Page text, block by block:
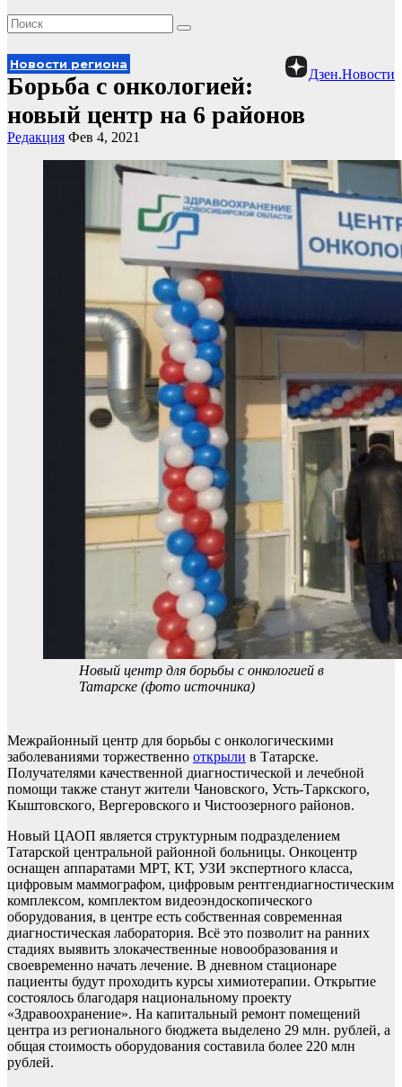
Дзен.Новости
Новости региона
Борьба с онкологией:
новый центр на 6 районов
Редакция Фев 4, 2021
Новый центр для борьбы с онкологией в
Татарске (фото источника)
Межрайонный центр для борьбы с онкологическими
заболеваниями торжественно открыли в Татарске.
Получателями качественной диагностической и лечебной
помощи также станут жители Чановского, Усть-Таркского,
Кыштовского, Вергеровского и Чистоозерного районов.
Новый ЦАОП является структурным подразделением
Татарской центральной районной больницы. Онкоцентр
оснащен аппаратами МРТ, КТ, УЗИ экспертного класса,
цифровым маммографом, цифровым рентгендиагностическим
комплексом, комплектом видеоэндоскопического
оборудования, в центре есть собственная современная
диагностическая лаборатория. Всё это позволит на ранних
стадиях выявить злокачественные новообразования и
своевременно начать лечение. В дневном стационаре
пациенты будут проходить курсы химиотерапии. Открытие
состоялось благодаря национальному проекту
«Здравоохранение». На капитальный ремонт помещений
центра из регионального бюджета выделено 29 млн. рублей, а
общая стоимость оборудования составила более 220 млн
рублей.